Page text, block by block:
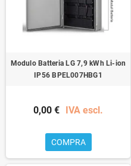
Modulo Batteria LG 7,9 kWh Li-ion
IP56 BPEL007HBG1
0,00 € IVA escl.
COMPRA